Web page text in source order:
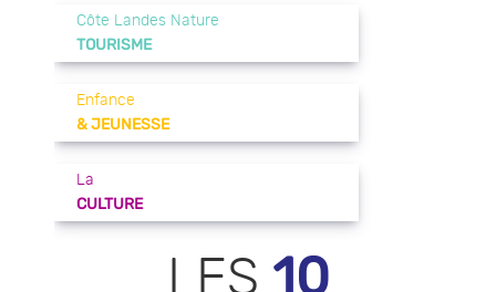
Côte Landes Nature
TOURISME
Enfance
& JEUNESSE
La
CULTURE
LES 10